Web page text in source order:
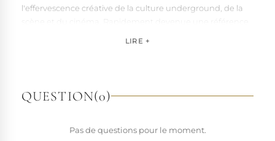
l'effervescence créative de la culture underground, de la
elle a étendu son savoir-faire à d'autres univers. Pleaser est
aujourd'hui distribuée dans 110 pays.
de la mode, Pleaser propose des collections ultra féminines
LIRE +
QUESTION(0)
Pas de questions pour le moment.